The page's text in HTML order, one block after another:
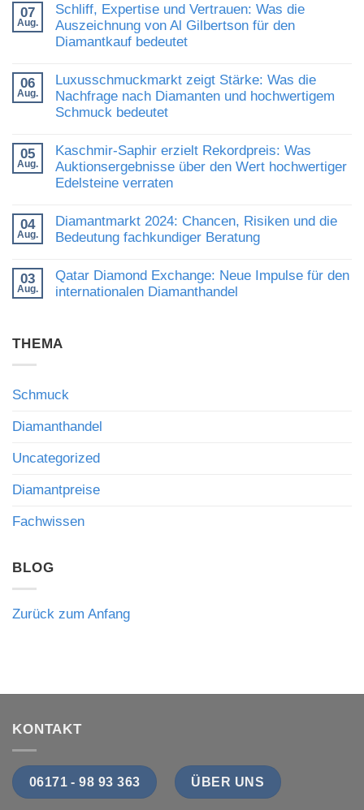
07
Aug.
Schliff, Expertise und Vertrauen: Was die
Auszeichnung von Al Gilbertson für den
Diamantkauf bedeutet
zu
Schliff,
Expertise
und
die
Auszeichnung
von
Al
den
Diamantkauf
bedeutet
06
Aug.
Luxusschmuckmarkt zeigt Stärke: Was die
Nachfrage nach Diamanten und hochwertigem
Schmuck bedeutet
zu
Luxusschmuckmarkt
zeigt
Stärke:
Nachfrage
nach
Diamanten
Schmuck
bedeutet
05
Aug.
Kaschmir-Saphir erzielt Rekordpreis: Was
Auktionsergebnisse über den Wert hochwertiger
Edelsteine verraten
zu
Kaschmir-
Saphir
Rekordpreis:
Was
Auktionsergebnisse
hochwertiger
Edelsteine
04
Aug.
Diamantmarkt 2024: Chancen, Risiken und die
Bedeutung fachkundiger Beratung
zu
Diamantmarkt
2024:
die
03
Aug.
Qatar Diamond Exchange: Neue Impulse für den
internationalen Diamanthandel
Qatar
Impulse
für
internationalen
Diamanthandel
THEMA
Schmuck
Diamanthandel
Uncategorized
Diamantpreise
Fachwissen
BLOG
Zurück zum Anfang
KONTAKT
06171 - 98 93 363 ÜBER UNS